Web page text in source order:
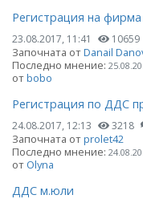
Регистрация на
23.08.2017, 11:41 10659
Започната отDanail
Последно мнение:
отbobo
Регистрация по ДДС
24.08.2017, 12:13 3218
Започната отprolet42
Последно мнение:
отOlyna
ДДС м.юли